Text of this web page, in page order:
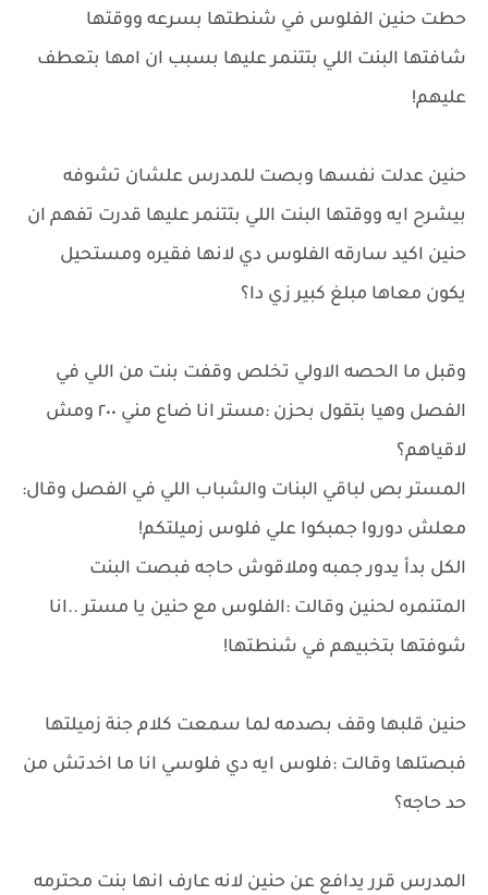
حطت حنين الفلوس في شنطتها بسرعه ووقتها
شافتها البنت اللي بتتنمر عليها بسبب ان امها بتعطف
عليهم!
حنين عدلت نفسها وبصت للمدرس علشان تشوفه
بيشرح ايه ووقتها البنت اللي بتتنمر عليها قدرت تفهم ان
حنين اكيد سارقه الفلوس دي لانها فقيره ومستحيل
يكون معاها مبلغ كبير زي دا؟
وقبل ما الحصه الاولي تخلص وقفت بنت من اللي في
الفصل وهيا بتقول بحزن :مستر انا ضاع مني ٢٠٠ ومش
لاقياهم؟
المستر بص لباقي البنات والشباب اللي في الفصل وقال:
معلش دوروا جمبكوا علي فلوس زميلتكم!
الكل بدأ يدور جمبه وملاقوش حاجه فبصت البنت
المتنمره لحنين وقالت :الفلوس مع حنين يا مستر ..انا
شوفتها بتخبيهم في شنطتها!
حنين قلبها وقف بصدمه لما سمعت كلام جنة زميلتها
فبصتلها وقالت :فلوس ايه دي فلوسي انا ما اخدتش من
حد حاجه؟
المدرس قرر يدافع عن حنين لانه عارف انها بنت محترمه